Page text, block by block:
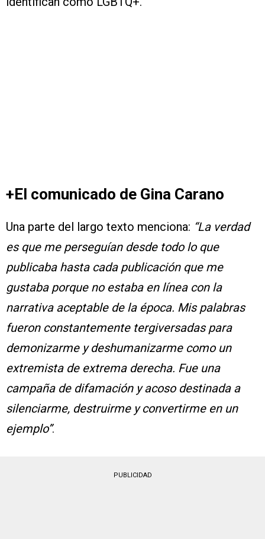
+El comunicado de Gina Carano
Una parte del largo texto menciona: “La verdad
es que me perseguían desde todo lo que
publicaba hasta cada publicación que me
gustaba porque no estaba en línea con la
narrativa aceptable de la época. Mis palabras
fueron constantemente tergiversadas para
demonizarme y deshumanizarme como un
extremista de extrema derecha. Fue una
campaña de difamación y acoso destinada a
silenciarme, destruirme y convertirme en un
ejemplo”.
PUBLICIDAD